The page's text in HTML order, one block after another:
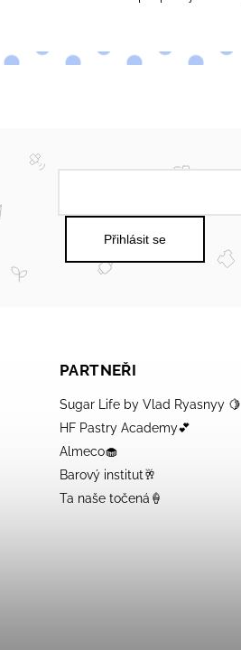
Přihlásit se
PARTNEŘI
Sugar Life by Vlad Ryasnyy 🍋
HF Pastry Academy💕
Almeco🧁
Barový institut🥂
Ta naše točená🍦